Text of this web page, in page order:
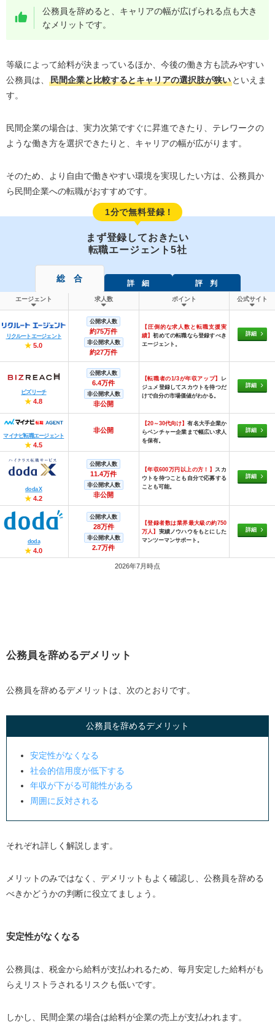
公務員を辞めると、キャリアの幅が広げられる点も大き
なメリットです。
等級によって給料が決まっているほか、今後の働き方も読みやすい
公務員は、
民間企業と比較するとキャリアの選択肢が狭いといえま
す。
民間企業の場合は、実力次第ですぐに昇進できたり、テレワークの
ような働き方を選択できたりと、キャリアの幅が広がります。
そのため、より自由で働きやすい環境を実現したい方は、公務員か
ら民間企業への転職がおすすめです。
1分で無料登録！
まず登録しておきたい
転職エージェント5社
総 合 詳 細 評 判
エージェント 求人数 ポイント 公式サイト
リクルートエージェント
★ 5.0
公開求人数
約75万件
非公開求人数
約27万件
【圧倒的な求人数と転職支援実
績】初めての転職なら登録すべき
エージェント。
詳細
ビズリーチ
★ 4.8
公開求人数
6.4万件
非公開求人数
非公開
【転職者の1/3が年収アップ】
レ
ジュメ登録してスカウトを待つだ
けで自分の市場価値がわかる。
詳細
マイナビ転職エージェント
★ 4.5
非公開
【20～30代向け】有名大手企業か
らベンチャー企業まで幅広い求人
を保有。
詳細
doda X
★ 4.2
公開求人数
11.4万件
非公開求人数
非公開
【年収600万円以上の方！】 スカ
ウトを待つことも自分で応募する
ことも可能。
詳細
doda
★ 4.0
公開求人数
28万件
非公開求人数
2.7万件
【登録者数は業界最大級の約750
万人】 実績ノウハウをもとにした
マンツーマンサポート。
詳細
2026年7月時点
公務員を辞めるデメリット
公務員を辞めるデメリットは、次のとおりです。
公務員を辞めるデメリット
安定性がなくなる
社会的信用度が低下する
年収が下がる可能性がある
周囲に反対される
それぞれ詳しく解説します。
メリットのみではなく、デメリットもよく確認し、公務員を辞める
べきかどうかの判断に役立てましょう。
安定性がなくなる
公務員は、税金から給料が支払われるため、毎月安定した給料がも
らえリストラされるリスクも低いです。
しかし、民間企業の場合は給料が企業の売上が支払われます。